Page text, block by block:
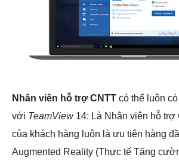
Nhân viên hỗ trợ CNTT có thể luôn
với TeamView14: Là Nhân viên hỗ trợ
của khách hàng luôn là ưu tiên hàng
Augmented Reality (Thực tế Tăng